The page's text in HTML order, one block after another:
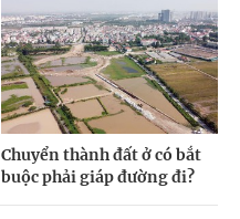
Chuyển thành đất ở có bắt
buộc phải giáp đường đi?